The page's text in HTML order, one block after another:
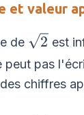
et valeur
de \sqrt{2}
2 est
peut pas
chiffres